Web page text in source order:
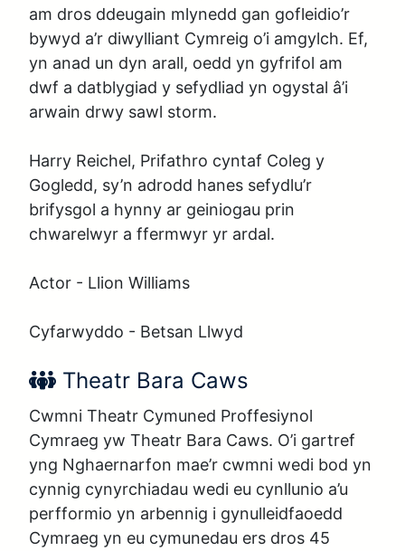
am dros ddeugain mlynedd gan gofleidio’r
bywyd a’r diwylliant Cymreig o’i amgylch. Ef,
yn anad un dyn arall, oedd yn gyfrifol am
dwf a datblygiad y sefydliad yn ogystal â’i
arwain drwy sawl storm.
Harry Reichel, Prifathro cyntaf Coleg y
Gogledd, sy’n adrodd hanes sefydlu’r
brifysgol a hynny ar geiniogau prin
chwarelwyr a ffermwyr yr ardal.
Actor - Llion Williams
Cyfarwyddo - Betsan Llwyd
Enw’r perfformiwr:
Theatr Bara Caws
Cwmni Theatr Cymuned Proffesiynol
Cymraeg yw Theatr Bara Caws. O’i gartref
yng Nghaernarfon mae’r cwmni wedi bod yn
cynnig cynyrchiadau wedi eu cynllunio a’u
perfformio yn arbennig i gynulleidfaoedd
Cymraeg yn eu cymunedau ers dros 45